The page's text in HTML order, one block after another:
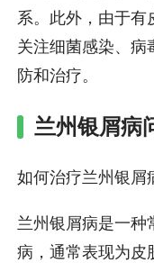
系。此外，由于有
关注细菌感染、病
防和治疗。
兰州银屑病
如何治疗兰州银屑
兰州银屑病是一种
病，通常表现为皮